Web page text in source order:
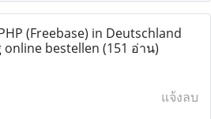
(Freebase) in Deutschland
bestellen (151 อ่าน)
แจ้งลบ